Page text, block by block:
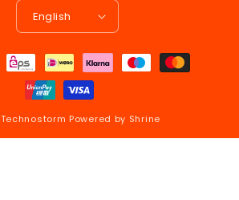
English
Technostorm Powered by Shrine